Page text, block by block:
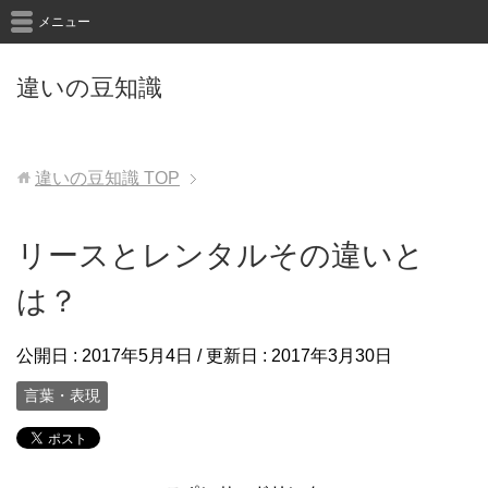
違いの豆知識
メニュー
違いの豆知識 TOP
リースとレンタルその違いと
は？
公開日 : 2017年5月4日 / 更新日 : 2017年3月30日
言葉・表現